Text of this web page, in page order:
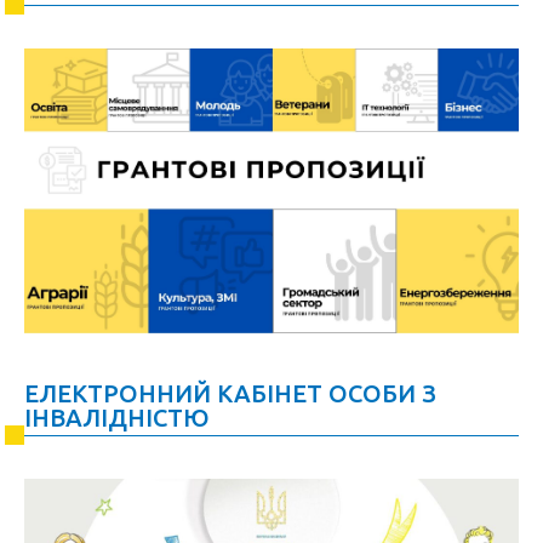
ЕЛЕКТРОННИЙ КАБІНЕТ ОСОБИ З
ІНВАЛІДНІСТЮ